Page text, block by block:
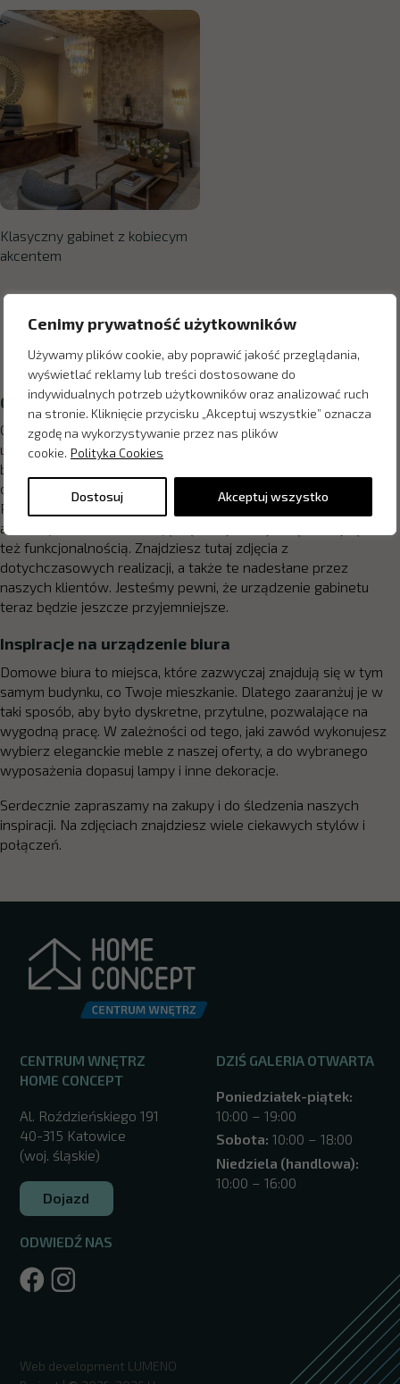
Cenimy prywatność użytkowników
Używamy plików cookie, aby poprawić jakość przeglądania,
wyświetlać reklamy lub treści dostosowane do
indywidualnych potrzeb użytkowników oraz analizować ruch
na stronie. Kliknięcie przycisku „Akceptuj wszystkie” oznacza
zgodę na wykorzystywanie przez nas plików
cookie. Polityka Cookies
Dostosuj Akceptuj wszystko
Klasyczny gabinet z kobiecym
akcentem
Gabinet
Gabinet to nie tylko miejsce Twojej pracy, ale też wizytówka
użytkownika. Dlatego, gdy urządzasz przestrzeń, w której
będziesz przyjmować kontrahentów i realizować inne
obowiązki zawodowe – zainspiruj się!
Projektanci z galerii wnętrz Home Concept proponują Ci modne
aranżacje, które odznaczają się nie tylko wysoką estetyką, ale
też funkcjonalnością. Znajdziesz tutaj zdjęcia z
dotychczasowych realizacji, a także te nadesłane przez
naszych klientów. Jesteśmy pewni, że urządzenie gabinetu
teraz będzie jeszcze przyjemniejsze.
Inspiracje na urządzenie biura
Domowe biura to miejsca, które zazwyczaj znajdują się w tym
samym budynku, co Twoje mieszkanie. Dlatego zaaranżuj je w
taki sposób, aby było dyskretne, przytulne, pozwalające na
wygodną pracę. W zależności od tego, jaki zawód wykonujesz
wybierz eleganckie meble z naszej oferty, a do wybranego
wyposażenia dopasuj lampy i inne dekoracje.
Serdecznie zapraszamy na zakupy i do śledzenia naszych
inspiracji. Na zdjęciach znajdziesz wiele ciekawych stylów i
połączeń.
CENTRUM WNĘTRZ
HOME CONCEPT
Al. Roździeńskiego 191
40-315 Katowice
(woj. śląskie)
Dojazd
ODWIEDŹ NAS
DZIŚ GALERIA OTWARTA
Poniedziałek-piątek:
10:00 – 19:00
Sobota: 10:00 – 18:00
Niedziela (handlowa):
10:00 – 16:00
Web development LUMENO